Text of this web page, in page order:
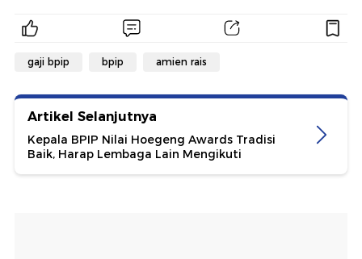
gaji bpip bpip amien rais
Artikel Selanjutnya
Kepala BPIP Nilai Hoegeng Awards Tradisi
Baik, Harap Lembaga Lain Mengikuti